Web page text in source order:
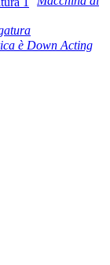
è Down Acting